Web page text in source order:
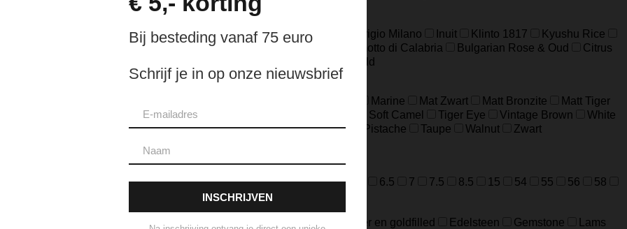
Black Orchid & Lily Dokki Cotton Dolce Roma XXL Grigio Milano Inuit Klinto 1817
Kyushu Rice
Agathis Amber Bergamotto di Calabria Bulgarian Rose & Oud
Citrus
Wild
Marine Mat Zwart Matt Bronzite
Matt Tiger
Pomgranaat Rood Red Soft Camel Tiger Eye Vintage Brown
White
Fog Gold Green Groen Olijfgroen Pistache Taupe Walnut
Zwart
L/XL S/M XXS/XS 48=S 50=M 52=L 6.5 7 7.5 8.5 15 54 55 56
58
sterling Zilver geoxideerd, Goldfilled 925 sterling zilver, geoxideerd zilver en goldfilled Edelsteen Gemstone
Lams